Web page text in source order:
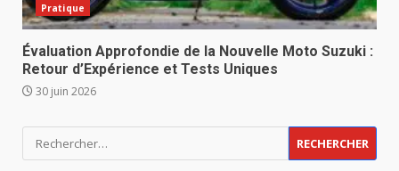
Pratique
Évaluation Approfondie de la Nouvelle Moto Suzuki :
Retour d’Expérience et Tests Uniques
30 juin 2026
Rechercher :